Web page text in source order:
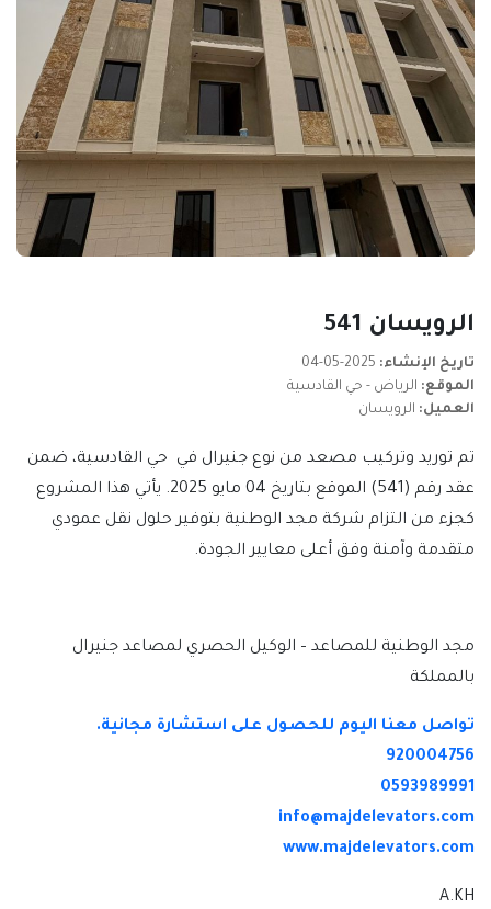
الرويسان 541
تاريخ الإنشاء:
الموقع: الرياض - حي القادسية
العميل: الرويسان
تم توريد وتركيب مصعد من نوع جنيرال في حي القادسية، ضمن
عقد رقم (541) الموقع بتاريخ 04 مايو 2025. يأتي هذا المشروع
كجزء من التزام شركة مجد الوطنية بتوفير حلول نقل عمودي
متقدمة وآمنة وفق أعلى معايير الجودة.
مجد الوطنية للمصاعد – الوكيل الحصري لمصاعد جنيرال
بالمملكة
تواصل معنا اليوم للحصول على استشارة مجانية.
920004756
0593989991
info@majdelevators.com
www.majdelevators.com
A.KH